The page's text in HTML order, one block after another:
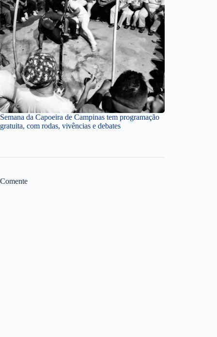
Semana da Capoeira de Campinas tem programação
gratuita, com rodas, vivências e debates
Comente